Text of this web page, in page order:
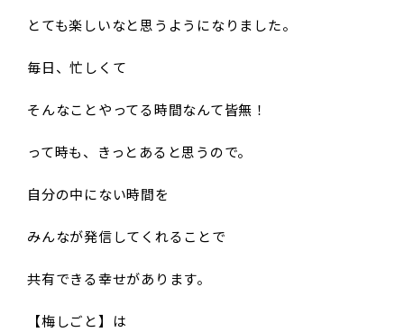
とても楽しいなと思うようになりました。
毎日、忙しくて
そんなことやってる時間なんて皆無！
って時も、きっとあると思うので。
自分の中にない時間を
みんなが発信してくれることで
共有できる幸せがあります。
【梅しごと】は